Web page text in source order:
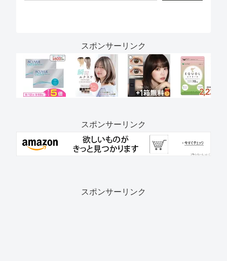
スポンサーリンク
スポンサーリンク
スポンサーリンク